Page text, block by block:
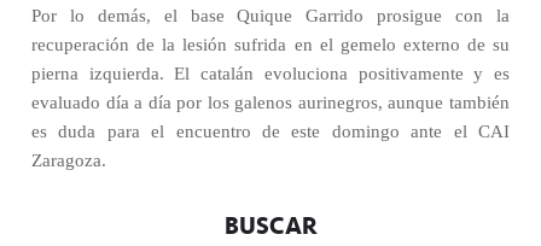
Por lo demás, el base Quique Garrido prosigue con la
recuperación de la lesión sufrida en el gemelo externo de su
pierna izquierda. El catalán evoluciona positivamente y es
evaluado día a día por los galenos aurinegros, aunque también
es duda para el encuentro de este domingo ante el CAI
Zaragoza.
BUSCAR